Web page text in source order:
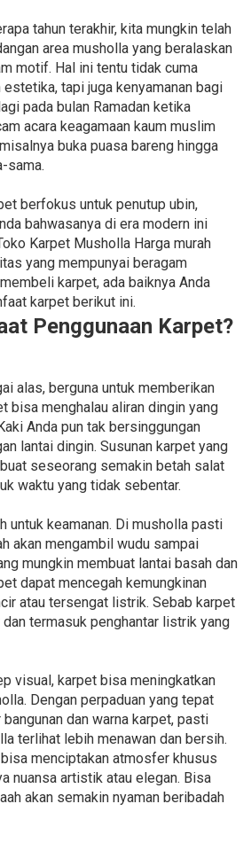
tahun terakhir, kita mungkin telah
area musholla yang beralaskan
motif. Hal ini tentu tidak cuma
tapi juga kenyamanan bagi
pada bulan Ramadan ketika
acara keagamaan kaum muslim
buka puasa bareng hingga
sama.
berfokus untuk penutup ubin,
bahwasanya di era modern ini
Karpet Musholla Harga murah
yang mempunyai beragam
karpet, ada baiknya Anda
karpet berikut ini.
Penggunaan Karpet?
alas, berguna untuk memberikan
bisa menghalau aliran dingin yang
Anda pun tak bersinggungan
lantai dingin. Susunan karpet yang
seseorang semakin betah salat
waktu yang tidak sebentar.
untuk keamanan. Di musholla pasti
akan mengambil wudu sampai
mungkin membuat lantai basah dan
dapat mencegah kemungkinan
atau tersengat listrik. Sebab karpet
termasuk penghantar listrik yang
visual, karpet bisa meningkatkan
Dengan perpaduan yang tepat
dan warna karpet, pasti
terlihat lebih menawan dan bersih.
menciptakan atmosfer khusus
nuansa artistik atau elegan. Bisa
akan semakin nyaman beribadah